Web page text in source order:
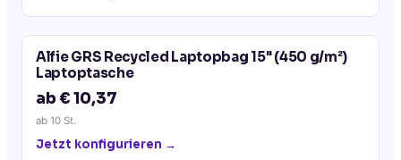
Alfie GRS Recycled Laptopbag 15" (450 g/m²)
Laptoptasche
ab € 10,37
ab 10 St.
Jetzt konfigurieren →